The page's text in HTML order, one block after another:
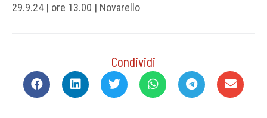
29.9.24 | ore 13.00 | Novarello
Condividi